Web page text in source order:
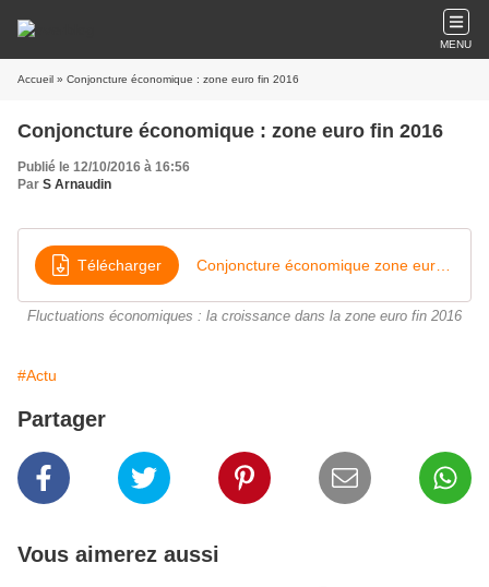
MENU
Accueil » Conjoncture économique : zone euro fin 2016
Conjoncture économique : zone euro fin 2016
Publié le 12/10/2016 à 16:56
Par S Arnaudin
Télécharger
Fluctuations économiques : la croissance dans la zone euro fin 2016
#Actu
Partager
Vous aimerez aussi